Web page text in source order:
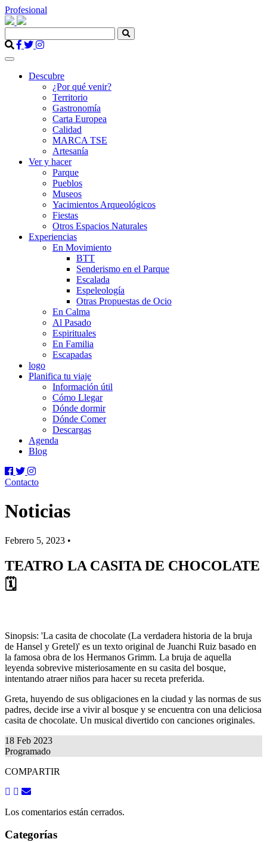
Profesional
Descubre
¿Por qué venir?
Territorio
Gastronomía
Carta Europea
Calidad
MARCA TSE
Artesanía
Ver y hacer
Parque
Pueblos
Museos
Yacimientos Arqueológicos
Fiestas
Otros Espacios Naturales
Experiencias
En Movimiento
BTT
Senderismo en el Parque
Escalada
Espeleología
Otras Propuestas de Ocio
En Calma
Al Pasado
Espirituales
En Familia
Escapadas
logo
Planifica tu viaje
Información útil
Cómo Llegar
Dónde dormir
Dónde Comer
Descargas
Agenda
Blog
Contacto
Noticias
Febrero 5, 2023 •
TEATRO LA CASITA DE CHOCOLATE
🗓
Sinopsis: 'La casita de chocolate (La verdadera historia de la bruja
de Hansel y Gretel)' es un texto original de Juanchi Ruiz basado en
la famosa obra de los Hermanos Grimm. La bruja de aquella
leyenda sobrevive misteriosamente en su casita del bosque,
intentando atraer niños para hacer su receta preferida.
Greta, huyendo de sus obligaciones en la ciudad y las normas de sus
padres, decide irse a vivir al bosque y se encuentra con una deliciosa
casita de chocolate. Un musical divertido con canciones originales.
18 Feb 2023
Programado
COMPARTIR
Los comentarios están cerrados.
Categorías